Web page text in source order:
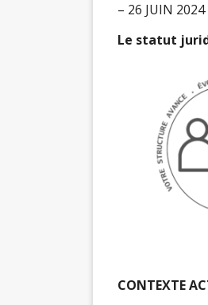
– 26 JUIN 2024
Le statut
CONTEXTE